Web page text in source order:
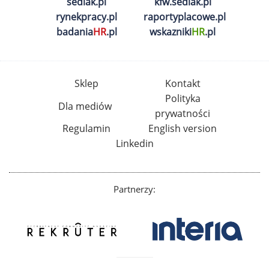
rynekpracy.pl
raportyplacowe.pl
badaniaHR.pl wskaznikiHR.pl
Sklep
Kontakt
Dla mediów
Polityka
prywatności
Regulamin
English version
Linkedin
Partnerzy: